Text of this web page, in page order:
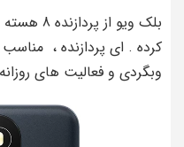
کرده . ای پردازنده ،
وبگردی و فعالیت های